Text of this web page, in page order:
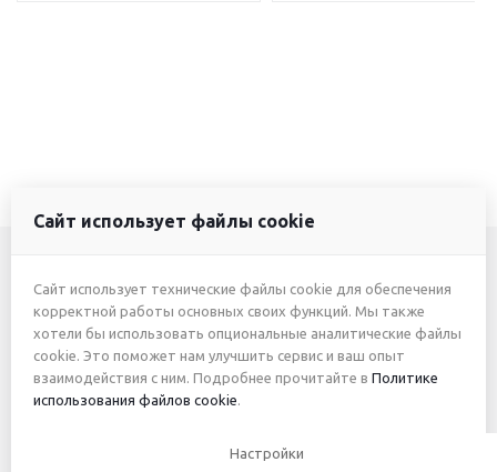
+7 (3412) 46-7777
+7 (912) 746-00-77
Приведённые цены и характеристики товаров носят
Сайт использует файлы cookie
Сайт использует технические файлы cookie для обеспечения
корректной работы основных своих функций. Мы также
хотели бы использовать опциональные аналитические файлы
cookie. Это поможет нам улучшить сервис и ваш опыт
взаимодействия с ним. Подробнее прочитайте в Политике
использования файлов cookie.
Настройки